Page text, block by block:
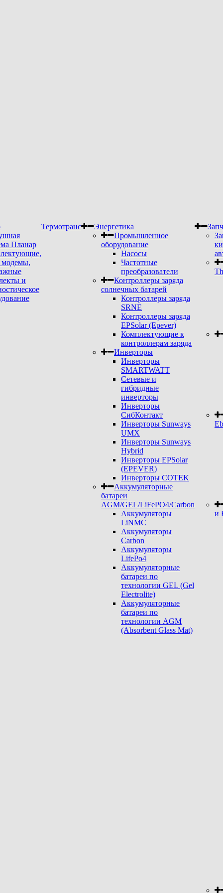
Планар
модемы,
и
Термотранс
Энергетика
Промышленное
оборудование
Насосы
Частотные
преобразователи
Контроллеры заряда
солнечных батарей
Контроллеры заряда
SRNE
Контроллеры заряда
EPSolar (Epever)
Комплектующие к
контроллерам заряда
Инверторы
Инверторы
SMARTWATT
Сетевые и
гибридные
инверторы
Инверторы
СибКонтакт
Инверторы Sunways
UMX
Инверторы Sunways
Hybrid
Инверторы EPSolar
(EPEVER)
Инверторы COTEK
Аккумуляторные
батареи
AGM/GEL/LiFePO4/Carbon
Аккумуляторы
LiNMC
Аккумуляторы
Carbon
Аккумуляторы
LifePo4
Аккумуляторные
батареи по
технологии GEL (Gel
Electrolite)
Аккумуляторные
батареи по
технологии AGM
(Absorbent Glass Mat)
и